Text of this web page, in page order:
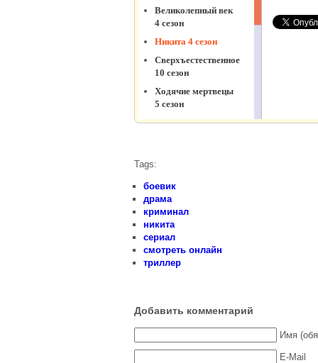
Tags:
боевик
драма
криминал
никита
сериал
смотреть онлайн
триллер
Добавить комментарий
Имя
E-Mail